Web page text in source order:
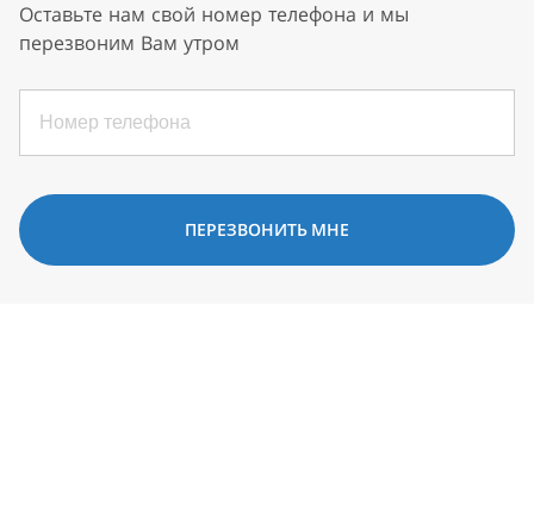
Оставьте нам свой номер телефона и мы
перезвоним Вам утром
ПЕРЕЗВОНИТЬ МНЕ